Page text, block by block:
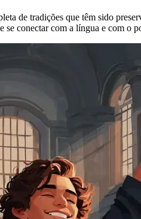
de tradições que têm sido
se conectar com a língua e com o